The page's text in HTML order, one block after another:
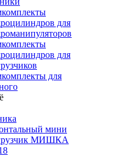
для
для
для
мини
МИШКА